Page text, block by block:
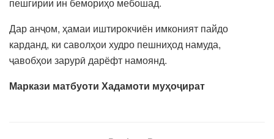
Дар анҷом, ҳамаи иштирокчиён имконият пайдо
карданд, ки саволҳои худро пешниҳод намуда,
ҷавобҳои зарурӣ дарёфт намоянд.
Маркази матбуоти Хадамоти муҳоҷират